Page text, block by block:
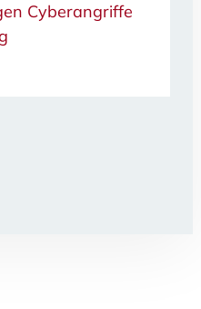
Cyberangriffe